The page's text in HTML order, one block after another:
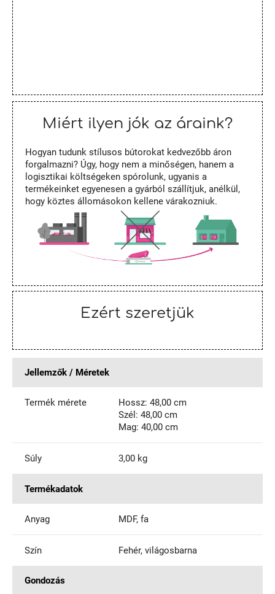
Miért ilyen jók az áraink?
Hogyan tudunk stílusos bútorokat kedvezőbb áron
forgalmazni? Úgy, hogy nem a minőségen, hanem a
logisztikai költségeken spórolunk, ugyanis a
termékeinket egyenesen a gyárból szállítjuk, anélkül,
hogy köztes állomásokon kellene várakozniuk.
Ezért szeretjük
Jellemzők / Méretek
Termék mérete
Hossz: 48,00 cm
Szél: 48,00 cm
Mag: 40,00 cm
Súly 3,00 kg
Termékadatok
Anyag MDF, fa
Szín Fehér, világosbarna
Gondozás